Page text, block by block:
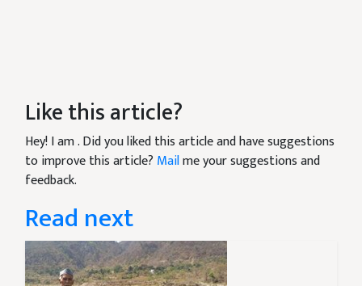
Like this article?
Hey! I am. Did you liked this article and have suggestions
to improve this article? Mailme your suggestions and
feedback.
Read next